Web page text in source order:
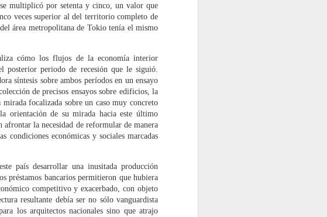
multiplicó por setenta y cinco, un valor que
veces superior al del territorio completo de
área metropolitana de Tokio tenía el mismo
cómo los flujos de la economía interior
posterior periodo de recesión que le siguió.
síntesis sobre ambos períodos en un ensayo
de precisos ensayos sobre edificios, la
focalizada sobre un caso muy concreto
orientación de su mirada hacia este último
la necesidad de reformular de manera
condiciones económicas y sociales marcadas
país desarrollar una inusitada producción
bancarios permitieron que hubiera
competitivo y exacerbado, con objeto
resultante debía ser no sólo vanguardista
los arquitectos nacionales sino que atrajo
EL OJO.
A TIEMPO
hecho) una
de
gurús
esto nos ha
textos
muchas de
que parecen
y
JAN
14
IDIOCRACIA (I y II)
Artículos publicados
originalmente en el blog La
viga en el ojo
I
palabras durante su discurso de
presentación de la última edición
del Foro Arquia/Próxima, del que
ha sido comisario general: «Lo
que me gusta pensar es que
EL